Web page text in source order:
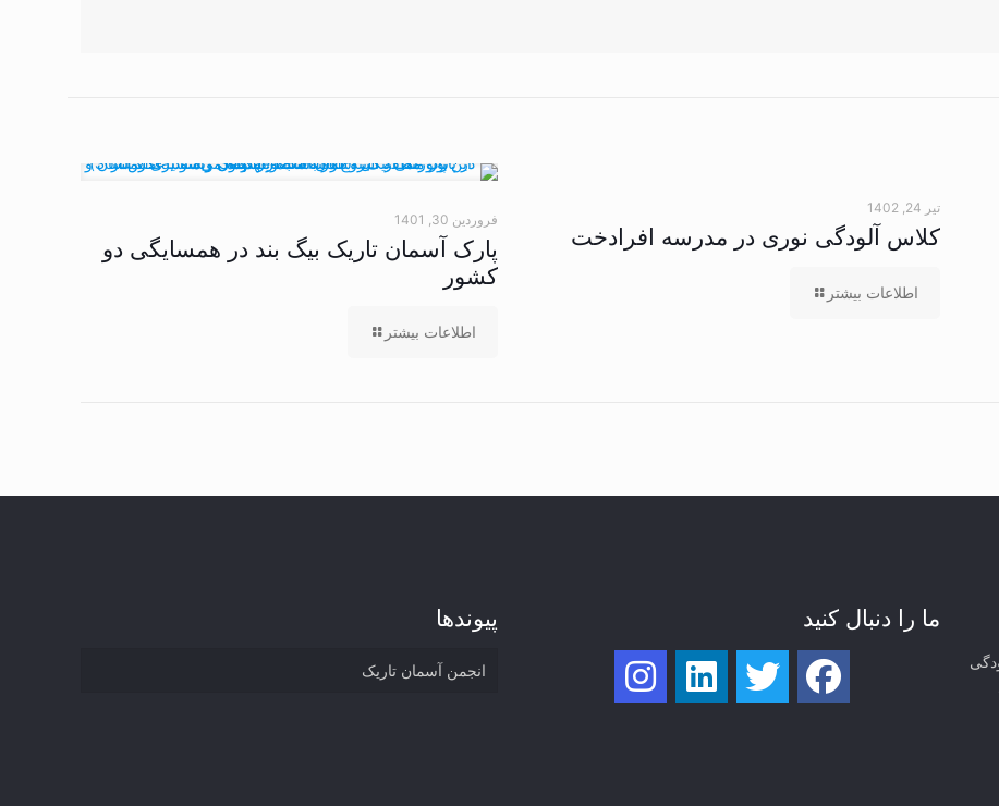
تیر 24, 1402
کلاس آلودگی نوری در مدرسه افرادخت
اطلاعات بیشتر
فروردین 30, 1401
پارک آسمان تاریک بیگ بند در همسایگی دو
کشور
اطلاعات بیشتر
ما را دنبال کنید پیوند‌ها
انجمن آسمان تاریک